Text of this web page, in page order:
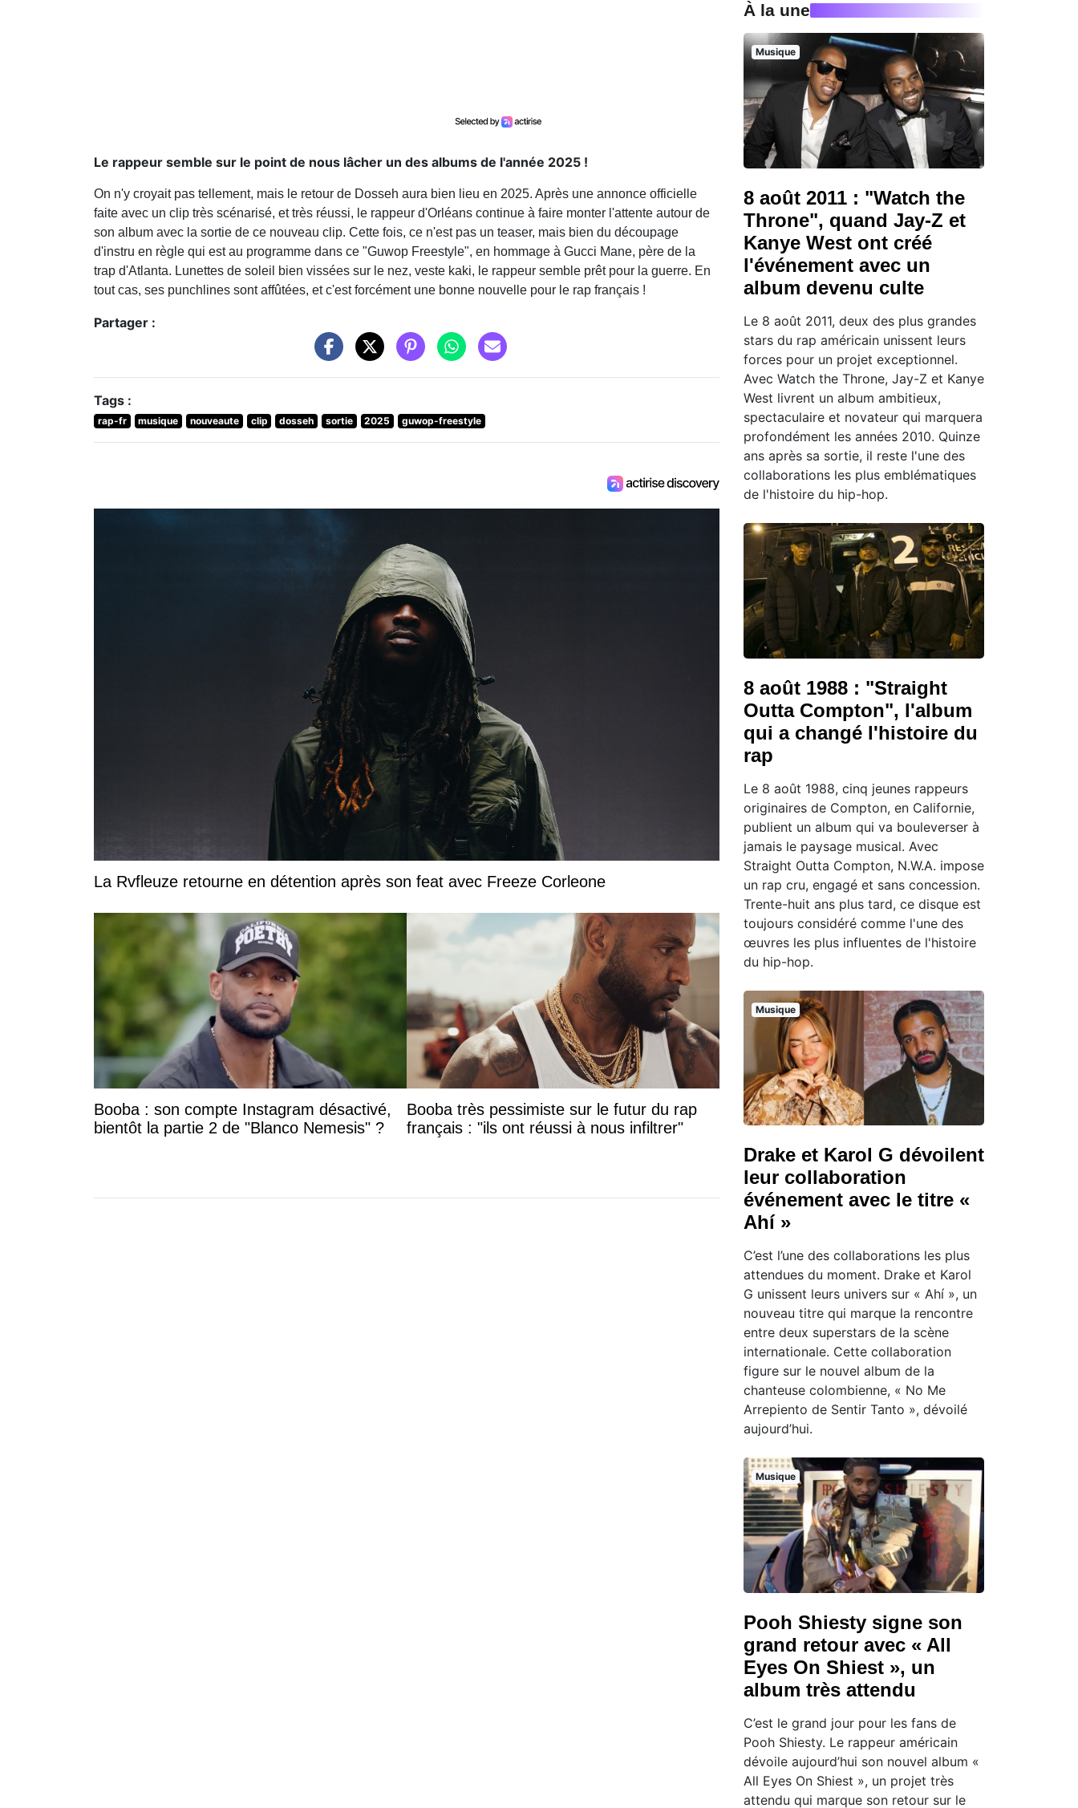
Le rappeur semble sur le point de nous lâcher un des albums de l'année 2025 !
On n'y croyait pas tellement, mais le retour de Dosseh aura bien lieu en 2025. Après une annonce officielle
faite avec un clip très scénarisé, et très réussi, le rappeur d'Orléans continue à faire monter l'attente autour de
son album avec la sortie de ce nouveau clip. Cette fois, ce n'est pas un teaser, mais bien du découpage
d'instru en règle qui est au programme dans ce "Guwop Freestyle", en hommage à Gucci Mane, père de la
trap d'Atlanta. Lunettes de soleil bien vissées sur le nez, veste kaki, le rappeur semble prêt pour la guerre. En
tout cas, ses punchlines sont affûtées, et c'est forcément une bonne nouvelle pour le rap français !
Partager :
Tags :
rap-fr musique nouveaute clip dosseh sortie 2025 guwop-freestyle
La Rvfleuze retourne en détention après son feat avec Freeze Corleone
Booba : son compte Instagram désactivé,
bientôt la partie 2 de "Blanco Nemesis" ?
Booba très pessimiste sur le futur du rap
français : "ils ont réussi à nous infiltrer"
À la une
Musique
8 août 2011 : "Watch the
Throne", quand Jay-Z et
Kanye West ont créé
l'événement avec un
album devenu culte
Le 8 août 2011, deux des plus grandes
stars du rap américain unissent leurs
forces pour un projet exceptionnel.
Avec Watch the Throne, Jay-Z et Kanye
West livrent un album ambitieux,
spectaculaire et novateur qui marquera
profondément les années 2010. Quinze
ans après sa sortie, il reste l'une des
collaborations les plus emblématiques
de l'histoire du hip-hop.
8 août 1988 : "Straight
Outta Compton", l'album
qui a changé l'histoire du
rap
Le 8 août 1988, cinq jeunes rappeurs
originaires de Compton, en Californie,
publient un album qui va bouleverser à
jamais le paysage musical. Avec
Straight Outta Compton, N.W.A. impose
un rap cru, engagé et sans concession.
Trente-huit ans plus tard, ce disque est
toujours considéré comme l'une des
œuvres les plus influentes de l'histoire
du hip-hop.
Musique
Drake et Karol G dévoilent
leur collaboration
événement avec le titre «
Ahí »
C’est l’une des collaborations les plus
attendues du moment. Drake et Karol
G unissent leurs univers sur « Ahí », un
nouveau titre qui marque la rencontre
entre deux superstars de la scène
internationale. Cette collaboration
figure sur le nouvel album de la
chanteuse colombienne, « No Me
Arrepiento de Sentir Tanto », dévoilé
aujourd’hui.
Musique
Pooh Shiesty signe son
grand retour avec « All
Eyes On Shiest », un
album très attendu
C’est le grand jour pour les fans de
Pooh Shiesty. Le rappeur américain
dévoile aujourd’hui son nouvel album «
All Eyes On Shiest », un projet très
attendu qui marque son retour sur le